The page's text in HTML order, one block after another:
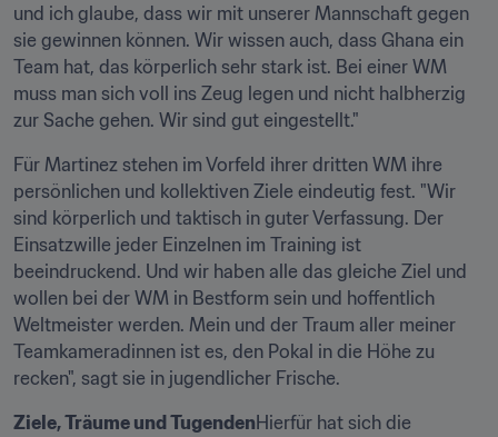
und ich glaube, dass wir mit unserer Mannschaft gegen
sie gewinnen können. Wir wissen auch, dass Ghana ein
Team hat, das körperlich sehr stark ist. Bei einer WM
muss man sich voll ins Zeug legen und nicht halbherzig
zur Sache gehen. Wir sind gut eingestellt."
Für Martinez stehen im Vorfeld ihrer dritten WM ihre
persönlichen und kollektiven Ziele eindeutig fest. "Wir
sind körperlich und taktisch in guter Verfassung. Der
Einsatzwille jeder Einzelnen im Training ist
beeindruckend. Und wir haben alle das gleiche Ziel und
wollen bei der WM in Bestform sein und hoffentlich
Weltmeister werden. Mein und der Traum aller meiner
Teamkameradinnen ist es, den Pokal in die Höhe zu
recken", sagt sie in jugendlicher Frische.
Ziele, Träume und TugendenHierfür hat sich die